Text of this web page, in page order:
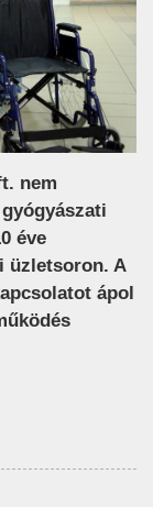
nem
éve
üzletsoron. A
ápol